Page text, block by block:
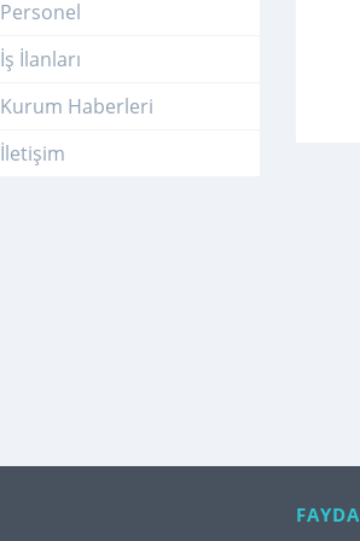
Personel
İş İlanları
Kurum Haberleri
İletişim